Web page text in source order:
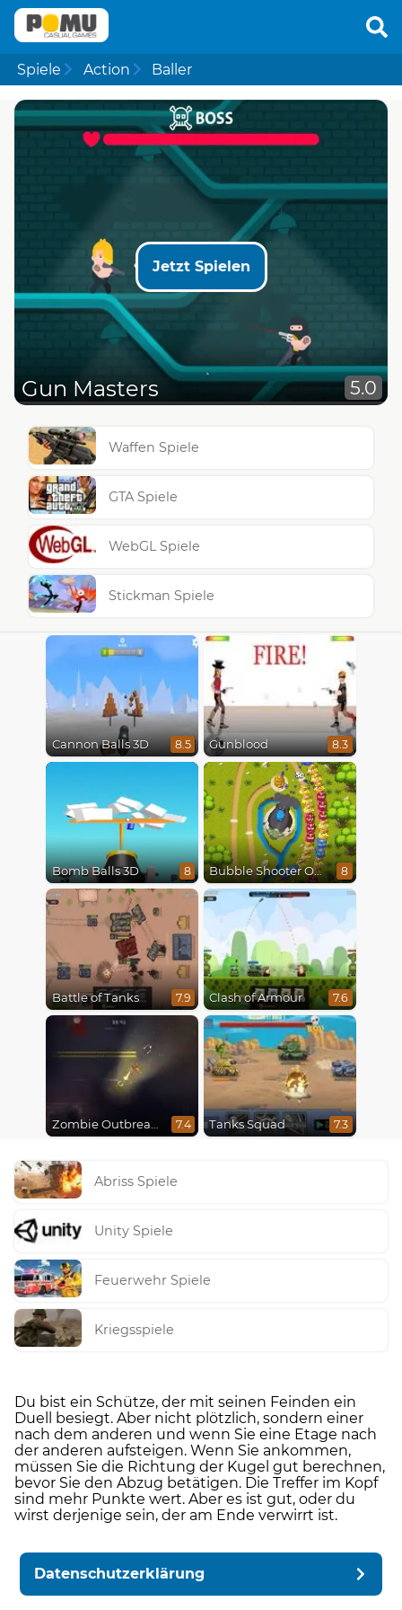
Spiele Action Baller
Jetzt Spielen
Gun Masters 5.0
Waffen Spiele
GTA Spiele
WebGL Spiele
Stickman Spiele
Cannon Balls 3D 8.5 Gunblood 8.3
Bomb Balls 3D 8 Bubble Shooter Online 8
Battle of Tanks 7.9 Clash of Armour 7.6
Zombie Outbreak Arena 7.4 Tanks Squad 7.3
Abriss Spiele
Unity Spiele
Feuerwehr Spiele
Kriegsspiele
Du bist ein Schütze, der mit seinen Feinden ein
Duell besiegt. Aber nicht plötzlich, sondern einer
nach dem anderen und wenn Sie eine Etage nach
der anderen aufsteigen. Wenn Sie ankommen,
müssen Sie die Richtung der Kugel gut berechnen,
bevor Sie den Abzug betätigen. Die Treffer im Kopf
sind mehr Punkte wert. Aber es ist gut, oder du
wirst derjenige sein, der am Ende verwirrt ist.
Datenschutzerklärung